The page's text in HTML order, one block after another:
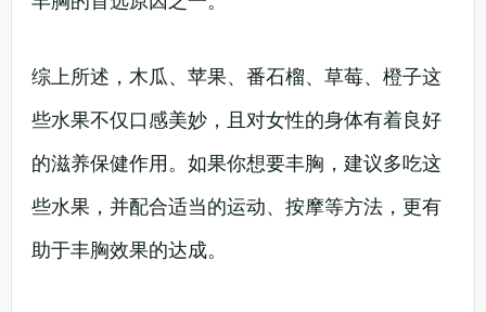
综上所述，木瓜、苹果、番石榴、草莓、橙子这
些水果不仅口感美妙，且对女性的身体有着良好
的滋养保健作用。如果你想要丰胸，建议多吃这
些水果，并配合适当的运动、按摩等方法，更有
助于丰胸效果的达成。